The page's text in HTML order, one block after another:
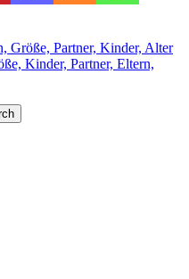
Größe, Partner, Kinder, Alter
Kinder, Partner, Eltern,